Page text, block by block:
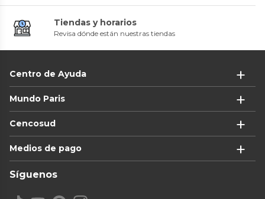
Tiendas y horarios
Revisa dónde están nuestras tiendas
Centro de Ayuda
Mundo Paris
Cencosud
Medios de pago
Síguenos